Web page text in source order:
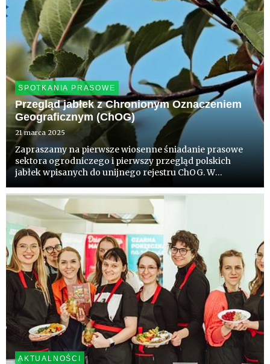
SPOTKANIA PRASOWE
Przegląd jabłek z Chronionym Oznaczeniem
Geograficznym (ChOG)
21 marca 2025
Zapraszamy na pierwsze wiosenne śniadanie prasowe
sektora ogrodniczego i pierwszy przegląd polskich
jabłek wpisanych do unijnego rejestru ChOG. W
deklaracji konsumpcji w nadchodzącym sezonie.
AKTUALNOŚCI